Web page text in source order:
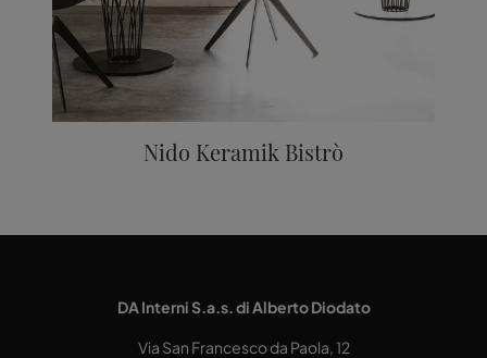
Nido Keramik Bistrò
DA Interni S.a.s. di Alberto Diodato
Via San Francesco da Paola, 12